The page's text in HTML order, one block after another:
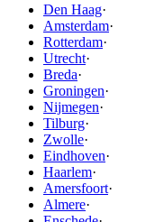
Den Haag·
Amsterdam·
Rotterdam·
Utrecht·
Breda·
Groningen·
Nijmegen·
Tilburg·
Zwolle·
Eindhoven·
Haarlem·
Amersfoort·
Almere·